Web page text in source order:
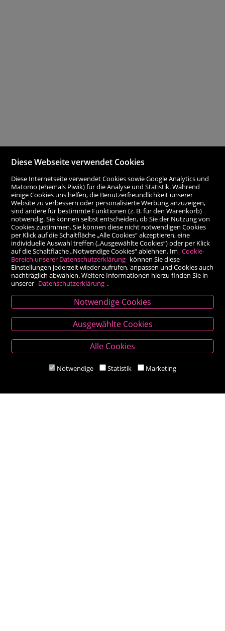
Kontakt
Besold Buch-Papier
Hauptplatz 14, 9300 St. Veit an der Glan
M:bestellung@besold.at
Diese Webseite verwendet Cookies
Diese Internetseite verwendet Cookies sowie Google Analytics und
Matomo (ehemals Piwik) für die Analyse und Statistik. Während
einige Cookies uns helfen, die Benutzerfreundlichkeit unserer
Website zu verbessern oder personalisierte Werbung anzuzeigen,
sind andere für bestimmte Funktionen (z. B. für den Warenkorb)
notwendig. Sie können selbst entscheiden, ob Sie der Nutzung von
Cookies zustimmen. Sie können diese nicht notwendigen Cookies
per Klick auf die Schaltfläche „Alle Cookies“ akzeptieren, eine
individuelle Auswahl treffen („Ausgewählte Cookies“) oder per Klick
auf die Schaltfläche „Notwendige Cookies“ ablehnen. Im Cookie-
Bereich unserer Datenschutzerklärung können Sie diese
Einstellungen jederzeit wieder aufrufen, anpassen und Cookies auch
nachträglich abwählen. Weitere Informationen hierzu finden Sie in
unserer Datenschutzerklärung .
Notwendige Cookies
Ausgewählte Cookies
Alle Cookies
Notwendige Statistik Marketing